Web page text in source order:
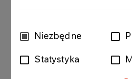
WybórNiezbędne
Statystyka
sierpnia 2022 roku.